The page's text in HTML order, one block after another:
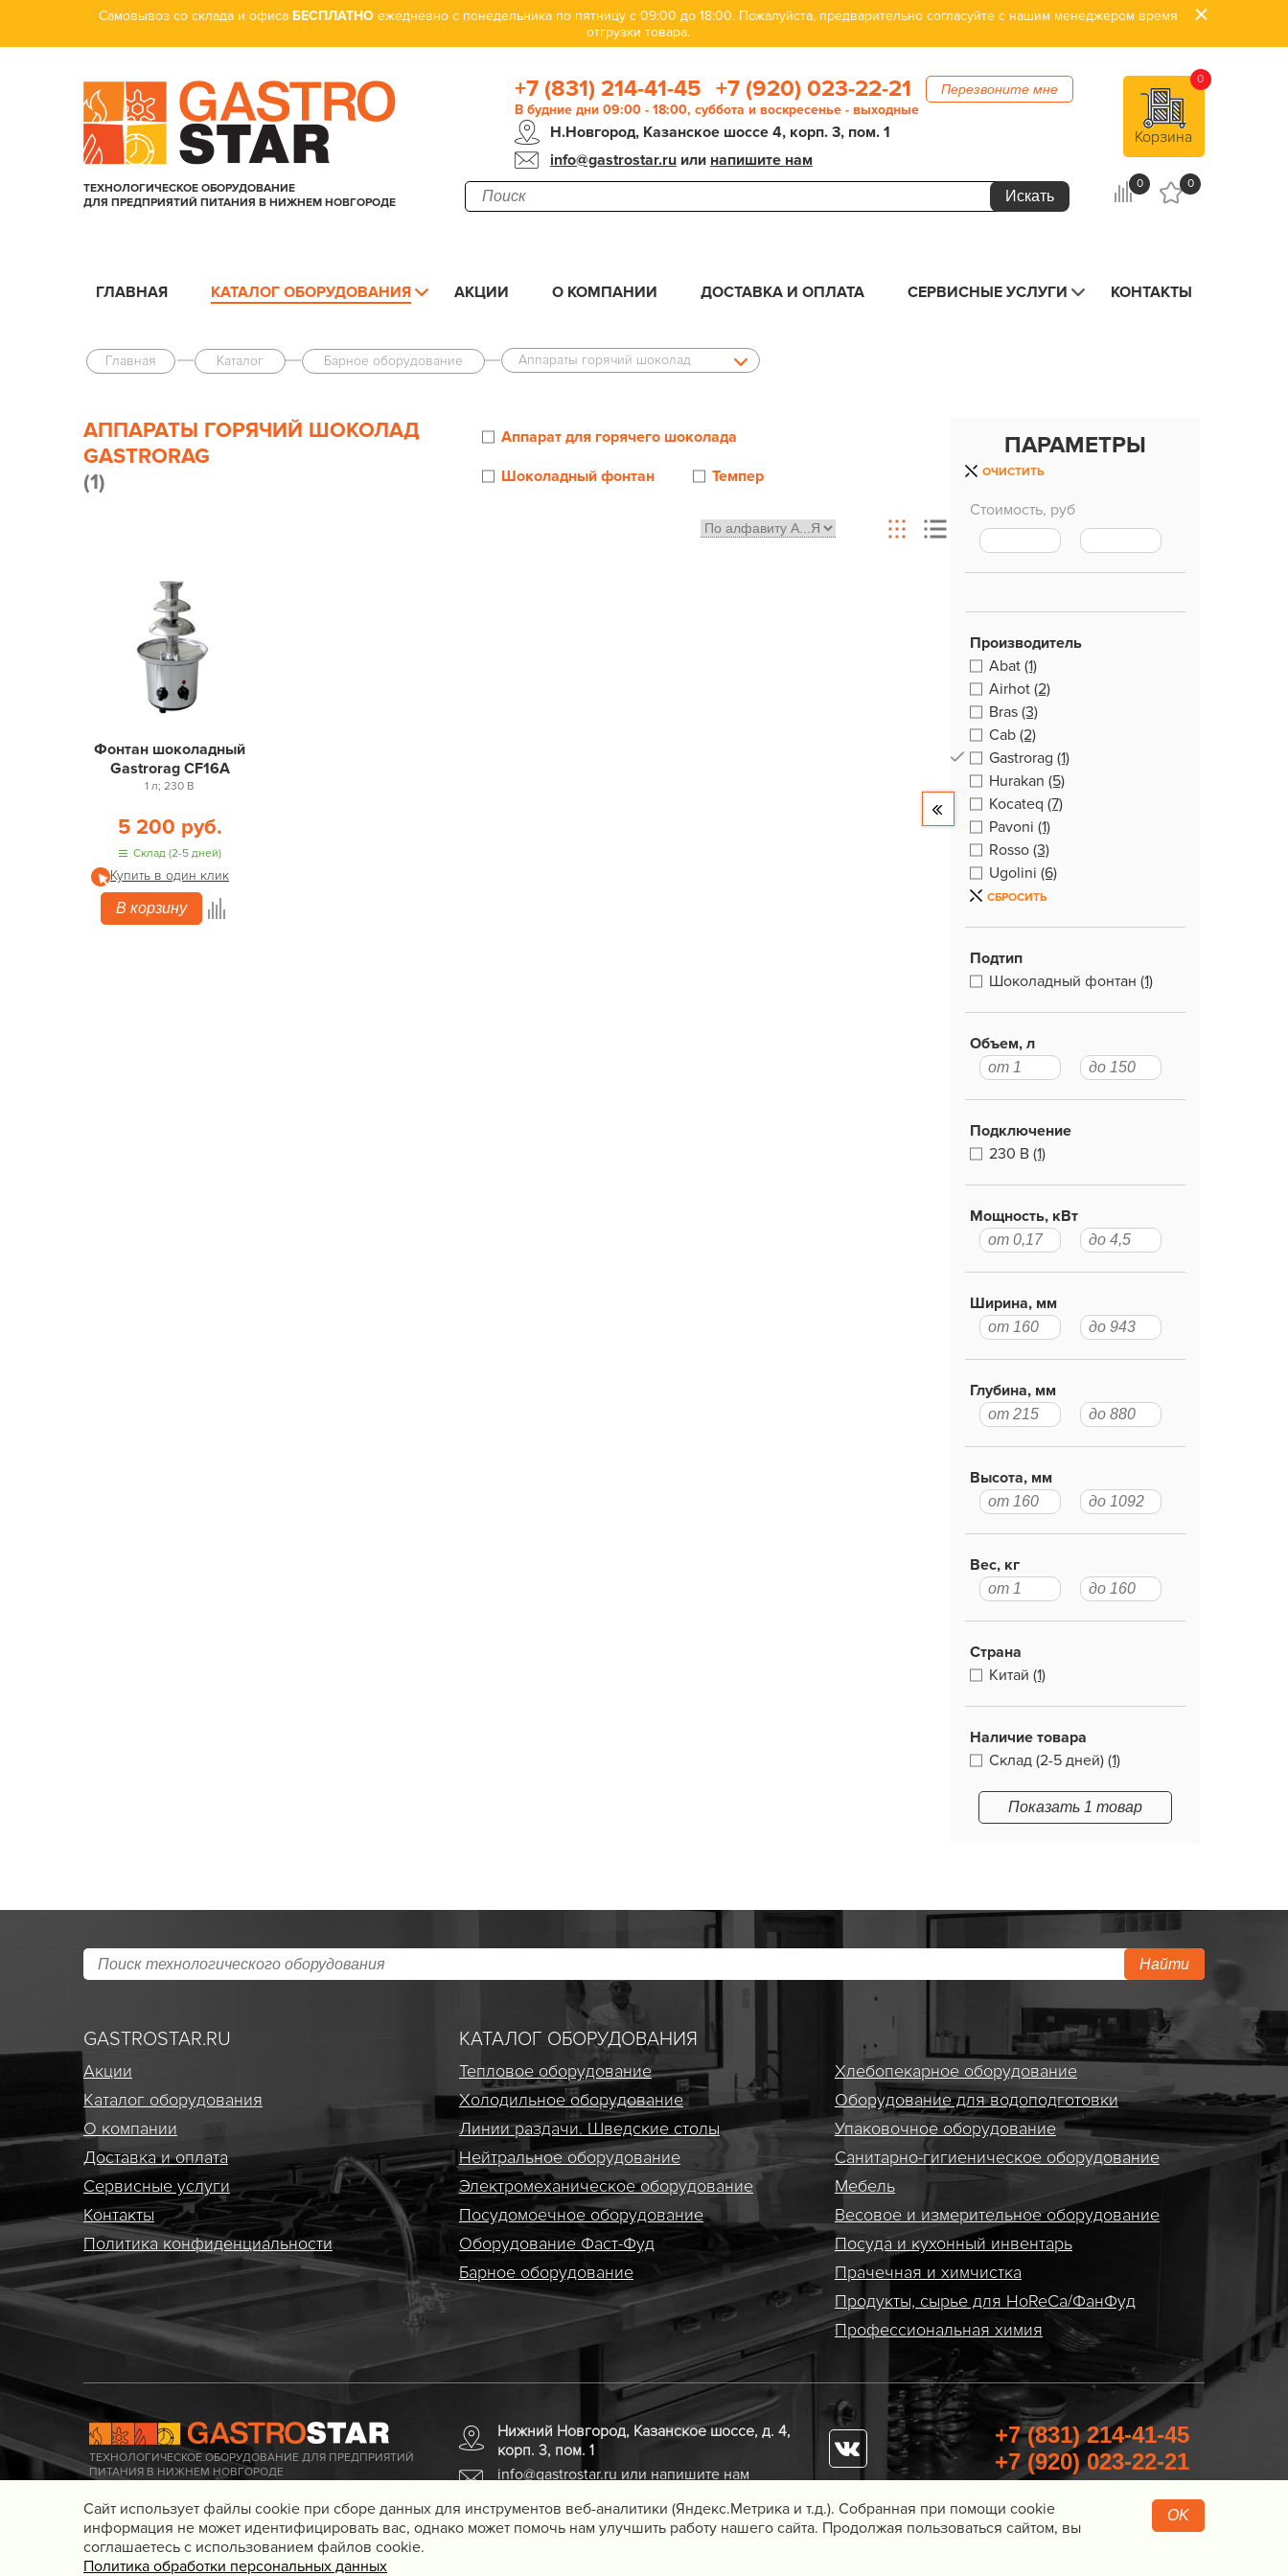
Самовывоз со склада и офиса БЕСПЛАТНО ежедневно с понедельника по пятницу с 09:00 до 18:00. Пожалуйста, предварительно согласуйте с нашим менеджером время
отгрузки товара.
ТЕХНОЛОГИЧЕСКОЕ ОБОРУДОВАНИЕ
ДЛЯ ПРЕДПРИЯТИЙ ПИТАНИЯ В НИЖНЕМ НОВГОРОДЕ
+7 (831) 214-41-45 +7 (920) 023-22-21 Перезвоните мне
В будние дни 09:00 - 18:00, суббота и воскресенье - выходные
Н.Новгород, Казанское шоссе 4, корп. 3, пом. 1
info@gastrostar.ruили напишите нам
Корзина
0
0 0
ГЛАВНАЯ КАТАЛОГ ОБОРУДОВАНИЯ АКЦИИ О КОМПАНИИ ДОСТАВКА И ОПЛАТА СЕРВИСНЫЕ УСЛУГИ КОНТАКТЫ
Главная Каталог Барное оборудование Аппараты горячий шоколад
ПАРАМЕТРЫ
ОЧИСТИТЬ
Стоимость, руб
Производитель
Abat (1)
Airhot (2)
Bras (3)
Cab (2)
Gastrorag (1)
Hurakan (5)
Kocateq (7)
Pavoni (1)
Rosso (3)
Ugolini (6)
СБРОСИТЬ
Подтип
Шоколадный фонтан (1)
Объем, л
Подключение
230 В (1)
Мощность, кВт
Ширина, мм
Глубина, мм
Высота, мм
Вес, кг
Страна
Китай (1)
Наличие товара
Склад (2-5 дней) (1)
Показать 1 товар
АППАРАТЫ ГОРЯЧИЙ ШОКОЛАД
GASTRORAG
(1)
Аппарат для горячего шоколада
Шоколадный фонтан Темпер
Фонтан шоколадный
Gastrorag CF16A
1 л; 230 В
5 200 руб.
Склад (2-5 дней)
Купить в один клик
В корзину
Найти
GASTROSTAR.RU
Акции
Каталог оборудования
О компании
Доставка и оплата
Сервисные услуги
Контакты
Политика конфиденциальности
КАТАЛОГ ОБОРУДОВАНИЯ
Тепловое оборудование
Холодильное оборудование
Линии раздачи. Шведские столы
Нейтральное оборудование
Электро­механическое оборудование
Посудомоечное оборудование
Оборудование Фаст-Фуд
Барное оборудование
Хлебопекарное оборудование
Оборудование для водоподготовки
Упаковочное оборудование
Санитарно-гигиеническое оборудование
Мебель
Весовое и измерительное оборудование
Посуда и кухонный инвентарь
Прачечная и химчистка
Продукты, сырье для HoReCa/ФанФуд
Профессиональная химия
ТЕХНОЛОГИЧЕСКОЕ ОБОРУДОВАНИЕ ДЛЯ ПРЕДПРИЯТИЙ
ПИТАНИЯ В НИЖНЕМ НОВГОРОДЕ
Нижний Новгород, Казанское шоссе, д. 4,
корп. 3, пом. 1
info@gastrostar.ru или напишите нам
+7 (831) 214-41-45
+7 (920) 023-22-21
Перезвоните мне
© 2016 - 2026 Gastrostar, интернет-магазин технологического оборудования для предприятий
Cайт использует файлы cookie при сборе данных для инструментов веб-аналитики (Яндекс.Метрика и т.д.). Собранная при помощи cookie
информация не может идентифицировать вас, однако может помочь нам улучшить работу нашего сайта. Продолжая пользоваться сайтом, вы
соглашаетесь с использованием файлов cookie.
Политика обработки персональных данных
OK